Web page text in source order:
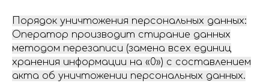
Порядок уничтожения персональных данных:
Оператор производит стирание данных
методом перезаписи (замена всех единиц
хранения информации на «0») с составлением
акта об уничтожении персональных данных.